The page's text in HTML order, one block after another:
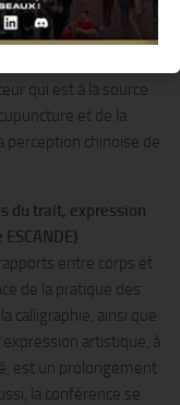
flux vital qui irrigue
de paysage que
audio visuelle,
qui est à la source
et de la
perception chinoise de
du trait, expression
entre corps et
de la pratique des
calligraphie, ainsi que
artistique, à
est un prolongement
la conférence se